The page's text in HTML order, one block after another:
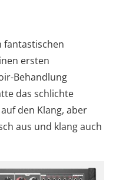
fantastischen
ersten
Behandlung
das schlichte
den Klang, aber
aus und klang auch